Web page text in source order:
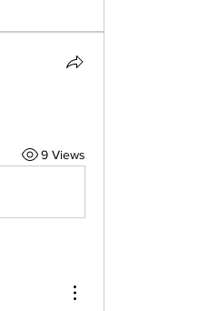
9 Views